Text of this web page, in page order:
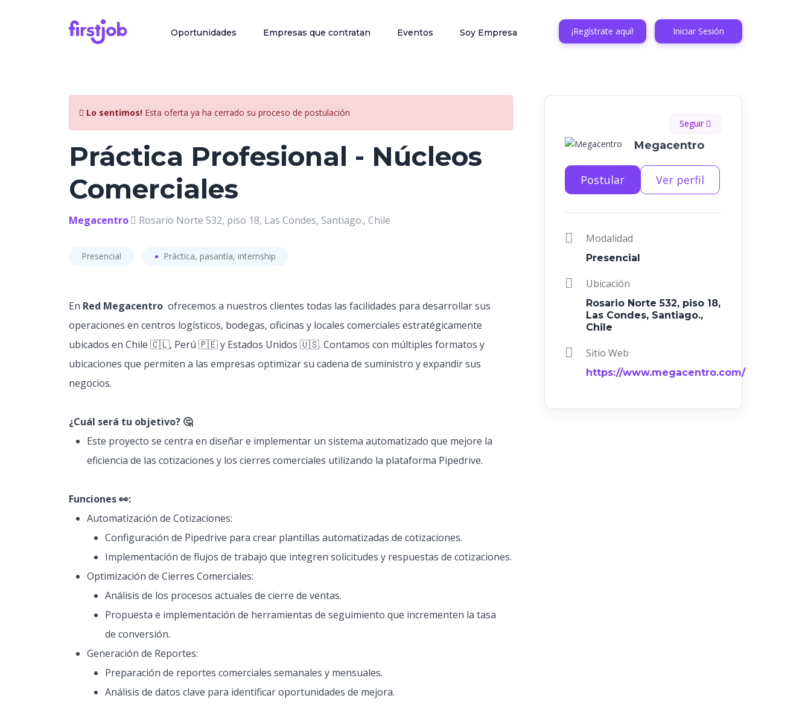
Oportunidades Empresas que contratan Eventos Soy Empresa ¡Regístrate aquí! Iniciar Sesión
Lo sentimos! Esta oferta ya ha cerrado su proceso de postulación
Práctica Profesional - Núcleos
Comerciales
Megacentro Rosario Norte 532, piso 18, Las Condes, Santiago., Chile
Presencial Práctica, pasantía, internship
En Red Megacentro ofrecemos a nuestros clientes todas las facilidades para desarrollar sus
operaciones en centros logísticos, bodegas, oficinas y locales comerciales estratégicamente
ubicados en Chile 🇨🇱, Perú 🇵🇪 y Estados Unidos 🇺🇸. Contamos con múltiples formatos y
ubicaciones que permiten a las empresas optimizar su cadena de suministro y expandir sus
negocios.
¿Cuál será tu objetivo? 🤔
Este proyecto se centra en diseñar e implementar un sistema automatizado que mejore la
eficiencia de las cotizaciones y los cierres comerciales utilizando la plataforma Pipedrive.
Funciones 👀:
Automatización de Cotizaciones:
Configuración de Pipedrive para crear plantillas automatizadas de cotizaciones.
Implementación de flujos de trabajo que integren solicitudes y respuestas de cotizaciones.
Optimización de Cierres Comerciales:
Análisis de los procesos actuales de cierre de ventas.
Propuesta e implementación de herramientas de seguimiento que incrementen la tasa
de conversión.
Generación de Reportes:
Preparación de reportes comerciales semanales y mensuales.
Análisis de datos clave para identificar oportunidades de mejora.
Seguir
Megacentro
Postular Ver perfil
Modalidad
Presencial
Ubicación
Rosario Norte 532, piso 18,
Las Condes, Santiago.,
Chile
Sitio Web
https://www.megacentro.com/